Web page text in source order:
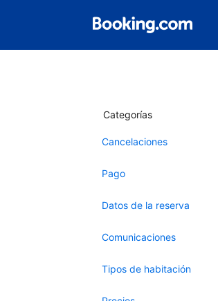
Categorías
Cancelaciones
Pago
Datos de la reserva
Comunicaciones
Tipos de habitación